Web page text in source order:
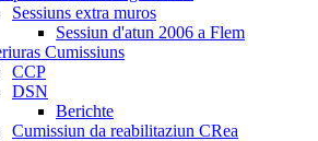
Sessiuns extra muros
Sessiun d'atun 2006 a Flem
Cumissiuns
CCP
DSN
Berichte
Cumissiun da reabilitaziun CRea